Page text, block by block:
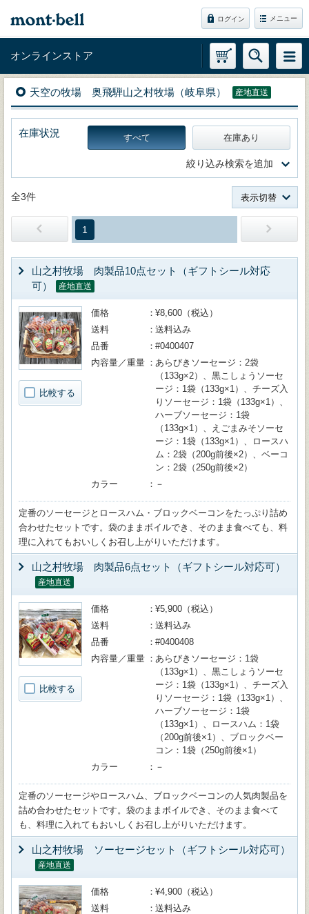
ログイン メニュー
オンラインストア
天空の牧場 奥飛騨山之村牧場（岐阜県） 産地直送
在庫状況 すべて 在庫あり
絞り込み検索を追加
全3件 表示切替
1
山之村牧場 肉製品10点セット（ギフトシール対応
可）
産地直送
比較する
価格
¥8,600（税込）
送料
送料込み
品番
#0400407
内容量／重量
あらびきソーセージ：2袋
（133g×2）、黒こしょうソーセ
ージ：1袋（133g×1）、チーズ入
りソーセージ：1袋（133g×1）、
ハーブソーセージ：1袋
（133g×1）、えごまみそソーセ
ージ：1袋（133g×1）、ロースハ
ム：2袋（200g前後×2）、ベーコ
ン：2袋（250g前後×2）
カラー
－
定番のソーセージとロースハム・ブロックベーコンをたっぷり詰め
合わせたセットです。袋のままボイルでき、そのまま食べても、料
理に入れてもおいしくお召し上がりいただけます。
山之村牧場 肉製品6点セット（ギフトシール対応可）
産地直送
比較する
価格
¥5,900（税込）
送料
送料込み
品番
#0400408
内容量／重量
あらびきソーセージ：1袋
（133g×1）、黒こしょうソーセ
ージ：1袋（133g×1）、チーズ入
りソーセージ：1袋（133g×1）、
ハーブソーセージ：1袋
（133g×1）、ロースハム：1袋
（200g前後×1）、ブロックベー
コン：1袋（250g前後×1）
カラー
－
定番のソーセージやロースハム、ブロックベーコンの人気肉製品を
詰め合わせたセットです。袋のままボイルでき、そのまま食べて
も、料理に入れてもおいしくお召し上がりいただけます。
山之村牧場 ソーセージセット（ギフトシール対応可）
産地直送
価格
¥4,900（税込）
送料
送料込み